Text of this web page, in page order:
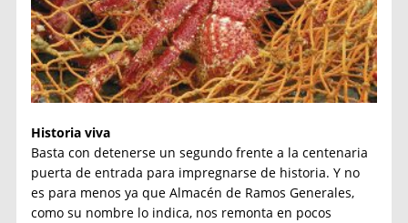
Historia viva
Basta con detenerse un segundo frente a la centenaria
puerta de entrada para impregnarse de historia. Y no
es para menos ya que Almacén de Ramos Generales,
como su nombre lo indica, nos remonta en pocos